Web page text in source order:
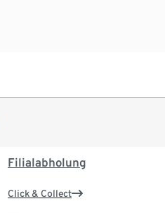
Filialabholung
Click & Collect